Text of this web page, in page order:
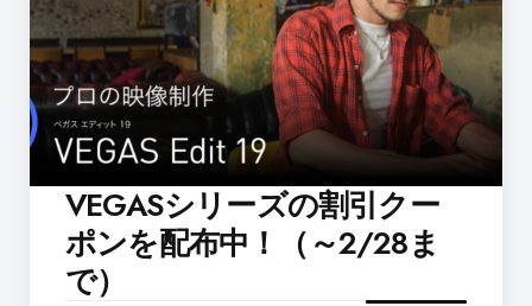
VEGASシリーズの割引クー
ポンを配布中！（～2/28ま
で）